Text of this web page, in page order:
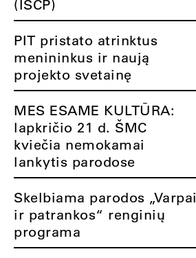
(ISCP)
PIT pristato atrinktus
menininkus ir naują
projekto svetainę
MES ESAME KULTŪRA:
lapkričio 21 d. ŠMC
kviečia nemokamai
lankytis parodose
Skelbiama parodos „Varpai
ir patrankos“ renginių
programa